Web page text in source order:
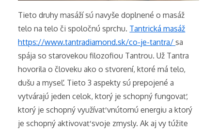
Tieto druhy masáží sú navyše doplnené o masáž
telo na telo či spoločnú sprchu. Tantrická masáž
https://www.tantradiamond.sk/co-je-tantra/sa
spája so starovekou filozofiou Tantrou. Už Tantra
hovorila o človeku ako o stvorení, ktoré má telo,
dušu a myseľ. Tieto 3 aspekty sú prepojené a
vytvárajú jeden celok, ktorý je schopný fungovať,
ktorý je schopný využívať vnútornú energiu a ktorý
je schopný aktivovať svoje zmysly. Ak aj vy túžite